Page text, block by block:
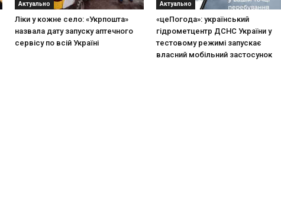
Актуально
Ліки у кожне село: «Укрпошта»
назвала дату запуску аптечного
сервісу по всій Україні
Актуально
«цеПогода»: український
гідрометцентр ДСНС України у
тестовому режимі запускає
власний мобільний застосунок